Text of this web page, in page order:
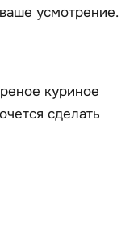
усмотрение.
куриное
сделать